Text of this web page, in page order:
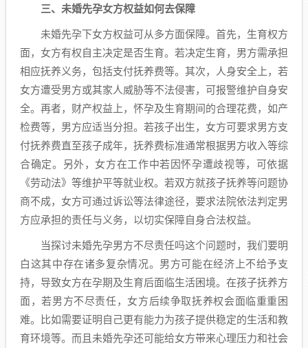
三、未婚先孕女方权益如何去保障
未婚先孕下女方权益可从多方面保障。首先，生育权方
面，女方有权自主决定是否生育。若决定生育，男方需承担
相应抚养义务，包括支付抚养费等。其次，人身安全上，若
女方遭受男方或其家人威胁等不法侵害，可报警维护自身安
全。再者，财产权益上，怀孕及生育期间的合理花费，如产
检费等，男方应适当分担。若孩子出生，女方可要求男方支
付抚养费直至孩子成年，抚养费标准通常根据男方收入等综
合确定。另外，女方在工作中若因怀孕遭歧视等，可依据
《劳动法》等维护平等就业权。若双方就孩子抚养等问题协
商不成，女方可通过诉讼等法律途径，要求法院依法判定男
方应承担的责任与义务，以切实保障自身合法权益。
当探讨未婚先孕男方不尽责任吗这个问题时，我们要明
白这其中存在诸多复杂情况。男方可能在经济上不给予支
持，导致女方在孕期及生育后面临生活困境。在孩子抚养方
面，若男方不尽责任，女方后续争取抚养权会面临重重困
难。比如需要证明自己更有能力为孩子提供稳定的生活和教
育环境等。而且未婚先孕还可能给女方带来心理压力和社会